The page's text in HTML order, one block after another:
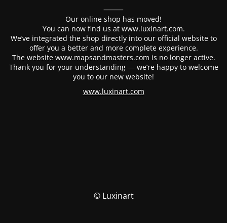
⸻
Our online shop has moved!
You can now find us at www.luxinart.com.
We’ve integrated the shop directly into our official website to
offer you a better and more complete experience.
The website www.mapsandmasters.com is no longer active.
Thank you for your understanding — we’re happy to welcome
you to our new website!
www.luxinart.com
© Luxinart